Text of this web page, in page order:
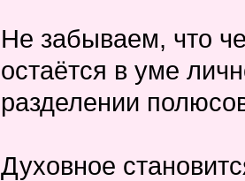
Не забываем, что
остаётся в уме
разделении
Духовное